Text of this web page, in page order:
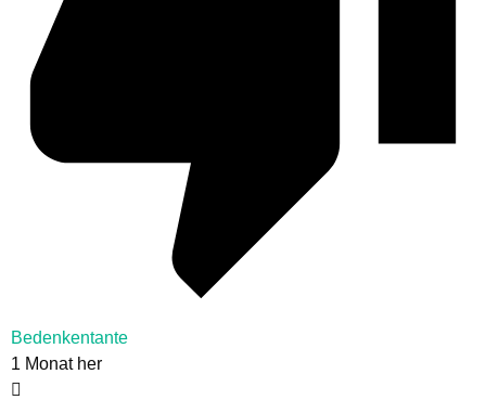
Bedenkentante
1 Monat her